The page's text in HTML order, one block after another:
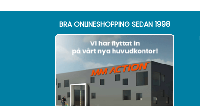
BRA ONLINESHOPPING SEDAN 1998